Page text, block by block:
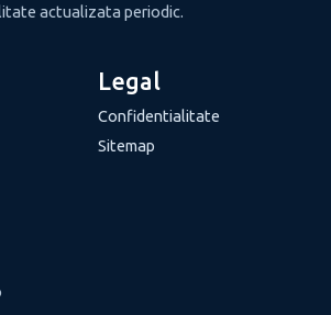
actualizata periodic.
Legal
Confidentialitate
Sitemap